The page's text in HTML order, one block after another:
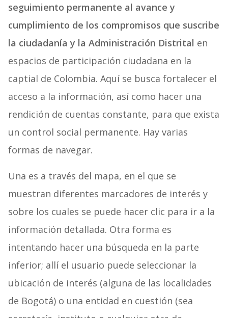
seguimiento permanente al avance y
cumplimiento de los compromisos que suscribe
la ciudadanía y la Administración Distrital en
espacios de participación ciudadana en la
captial de Colombia. Aquí se busca fortalecer el
acceso a la información, así como hacer una
rendición de cuentas constante, para que exista
un control social permanente. Hay varias
formas de navegar.
Una es a través del mapa, en el que se
muestran diferentes marcadores de interés y
sobre los cuales se puede hacer clic para ir a la
información detallada. Otra forma es
intentando hacer una búsqueda en la parte
inferior; allí el usuario puede seleccionar la
ubicación de interés (alguna de las localidades
de Bogotá) o una entidad en cuestión (sea